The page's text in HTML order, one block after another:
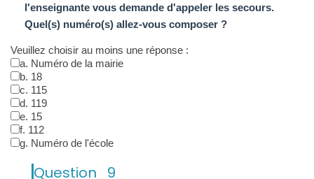
l'enseignante vous demande d'appeler les secours.
Quel(s) numéro(s) allez-vous composer ?
Veuillez choisir au moins une réponse :
a. Numéro de la mairie
b. 18
c. 115
d. 119
e. 15
f. 112
g. Numéro de l'école
Question 9